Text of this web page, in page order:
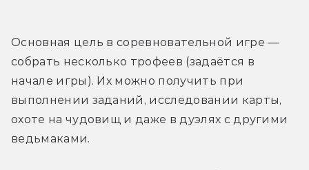
Основная цель в соревновательной игре —
собрать несколько трофеев (задаётся в
начале игры). Их можно получить при
выполнении заданий, исследовании карты,
охоте на чудовищ и даже в дуэлях с другими
ведьмаками.